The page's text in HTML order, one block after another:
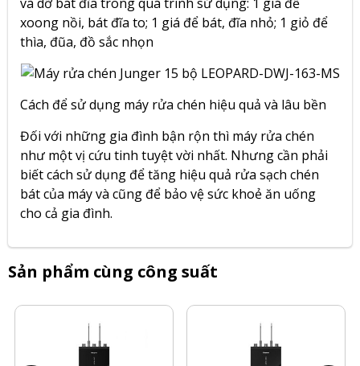
xoong nồi, bát đĩa to; 1 giá để bát, đĩa nhỏ; 1 giỏ để
thìa, đũa, đồ sắc nhọn
Cách để sử dụng máy rửa chén hiệu quả và lâu bền
Đối với những gia đình bận rộn thì máy rửa chén
như một vị cứu tinh tuyệt vời nhất. Nhưng cần phải
biết cách sử dụng để tăng hiệu quả rửa sạch chén
bát của máy và cũng để bảo vệ sức khoẻ ăn uống
cho cả gia đình.
Sản phẩm cùng công suất